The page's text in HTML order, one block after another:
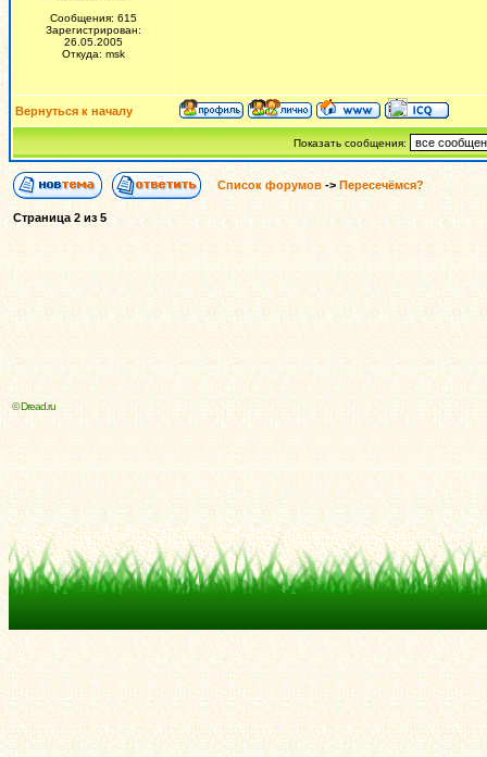
Сообщения: 615
Зарегистрирован:
26.05.2005
Откуда: msk
Вернуться к началу
Показать сообщения:
Список форумов -> Пересечёмся?
Страница 2 из 5
© Dread.ru